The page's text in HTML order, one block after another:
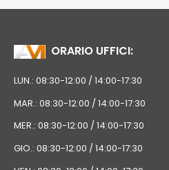
ORARIO UFFICI:
LUN.: 08:30-12:00 / 14:00-17:30
MAR.: 08:30-12:00 / 14:00-17:30
MER.: 08:30-12:00 / 14:00-17:30
GIO.: 08:30-12:00 / 14:00-17:30